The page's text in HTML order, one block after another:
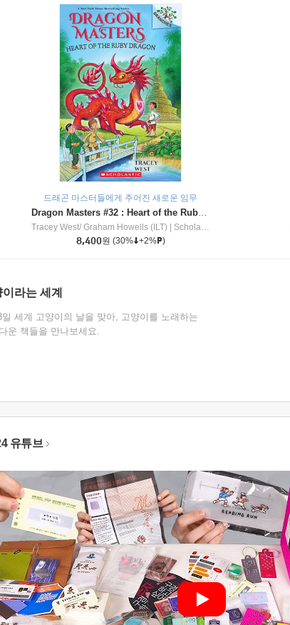
드래곤 마스터들에게 주어진 새로운 임무
Dragon Masters #32 : Heart of the Ruby Dragon (A Branches Book)
Tracey West/ Graham Howells (ILT)
Scholastic Inc
8,400원 (30% +2% )
이라는 세계
일 세계 고양이의 날을 맞아, 고양이를 노래하는
운 책들을 만나보세요.
유튜브